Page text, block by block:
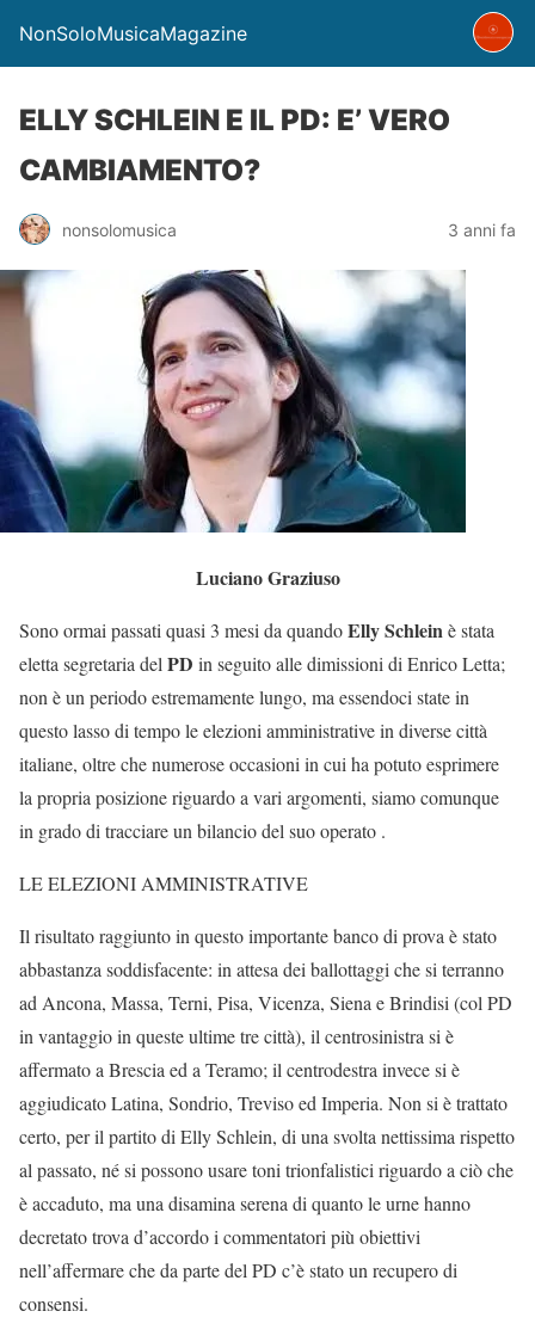
NonSoloMusicaMagazine
ELLY SCHLEIN E IL PD: E’ VERO
CAMBIAMENTO?
nonsolomusica 3 anni fa
Luciano Graziuso
Sono ormai passati quasi 3 mesi da quandoElly Schleinè stata
eletta segretaria del PD in seguito alle dimissioni di Enrico Letta;
non è un periodo estremamente lungo, ma essendoci state in
questo lasso di tempo le elezioni amministrative in diverse città
italiane, oltre che numerose occasioni in cui ha potuto esprimere
la propria posizione riguardo a vari argomenti, siamo comunque
in grado di tracciare un bilancio del suo operato .
LE ELEZIONI AMMINISTRATIVE
Il risultato raggiunto in questo importante banco di prova è stato
abbastanza soddisfacente: in attesa dei ballottaggi che si terranno
ad Ancona, Massa, Terni, Pisa, Vicenza, Siena e Brindisi (col PD
in vantaggio in queste ultime tre città), il centrosinistra si è
affermato a Brescia ed a Teramo; il centrodestra invece si è
aggiudicato Latina, Sondrio, Treviso ed Imperia. Non si è trattato
certo, per il partito di Elly Schlein, di una svolta nettissima rispetto
al passato, né si possono usare toni trionfalistici riguardo a ciò che
è accaduto, ma una disamina serena di quanto le urne hanno
decretato trova d’accordo i commentatori più obiettivi
nell’affermare che da parte del PD c’è stato un recupero di
consensi.